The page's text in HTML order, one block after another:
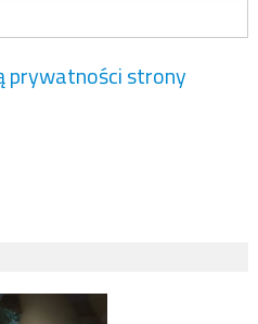
prywatności strony